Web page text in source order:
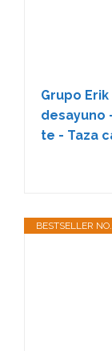
Grupo
desayuno
te - Taza
BESTSELLER